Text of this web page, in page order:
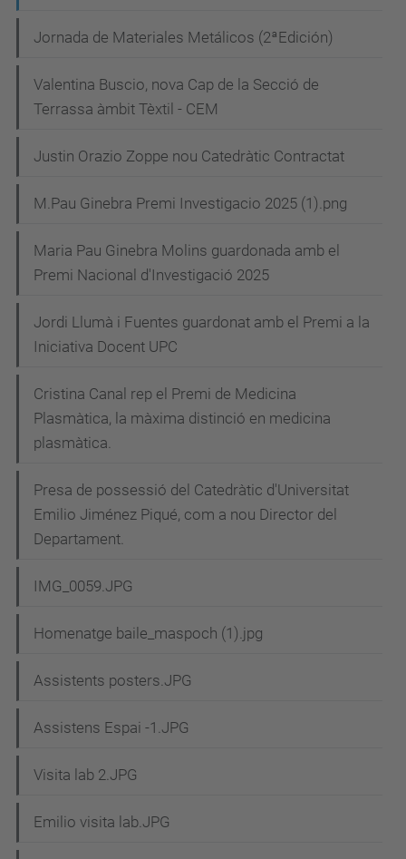
Jornada de Materiales Metálicos (2ªEdición)
Valentina Buscio, nova Cap de la Secció de
Terrassa àmbit Tèxtil - CEM
Justin Orazio Zoppe nou Catedràtic Contractat
M.Pau Ginebra Premi Investigacio 2025 (1).png
Maria Pau Ginebra Molins guardonada amb el
Premi Nacional d'Investigació 2025
Jordi Llumà i Fuentes guardonat amb el Premi a la
Iniciativa Docent UPC
Cristina Canal rep el Premi de Medicina
Plasmàtica, la màxima distinció en medicina
plasmàtica.
Presa de possessió del Catedràtic d'Universitat
Emilio Jiménez Piqué, com a nou Director del
Departament.
IMG_0059.JPG
Homenatge baile_maspoch (1).jpg
Assistents posters.JPG
Assistens Espai -1.JPG
Visita lab 2.JPG
Emilio visita lab.JPG